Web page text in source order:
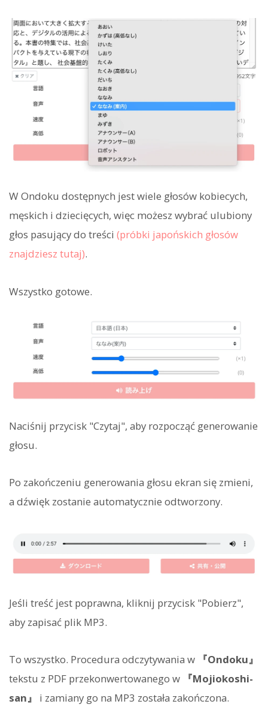
W Ondoku dostępnych jest wiele głosów kobiecych,
męskich i dziecięcych, więc możesz wybrać ulubiony
głos pasujący do treści (próbki japońskich głosów
znajdziesz tutaj).
Wszystko gotowe.
Naciśnij przycisk "Czytaj", aby rozpocząć generowanie
głosu.
Po zakończeniu generowania głosu ekran się zmieni,
a dźwięk zostanie automatycznie odtworzony.
Jeśli treść jest poprawna, kliknij przycisk "Pobierz",
aby zapisać plik MP3.
To wszystko. Procedura odczytywania w
『Ondoku』
tekstu z PDF przekonwertowanego w
『Mojiokoshi-
san』
i zamiany go na MP3 została zakończona.